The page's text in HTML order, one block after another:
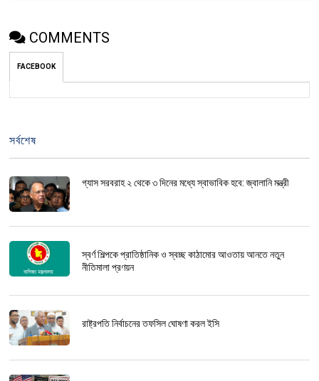
COMMENTS
FACEBOOK
সর্বশেষ
গ্যাস সরবরাহ ২ থেকে ৩ দিনের মধ্যে স্বাভাবিক হবে: জ্বালানি মন্ত্রী
স্বর্ণ শিল্পকে প্রাতিষ্ঠানিক ও স্বচ্ছ কাঠামোর আওতায় আনতে নতুন
নীতিমালা প্রণয়ন
রাষ্ট্রপতি নির্বাচনের তফসিল ঘোষণা করল ইসি